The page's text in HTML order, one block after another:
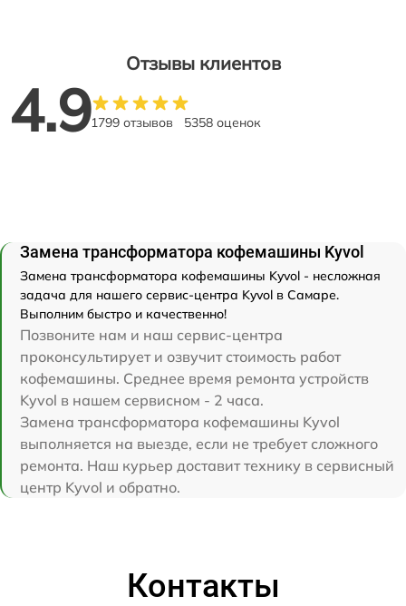
Отзывы клиентов
4.91799 отзывов 5358 оценок
Замена трансформатора кофемашины Kyvol
Замена трансформатора кофемашины Kyvol - несложная
задача для нашего сервис-центра Kyvol в Самаре.
Выполним быстро и качественно!
Позвоните нам и наш сервис-центра
проконсультирует и озвучит стоимость работ
кофемашины. Среднее время ремонта устройств
Kyvol в нашем сервисном - 2 часа.
Замена трансформатора кофемашины Kyvol
выполняется на выезде, если не требует сложного
ремонта. Наш курьер доставит технику в сервисный
центр Kyvol и обратно.
Контакты